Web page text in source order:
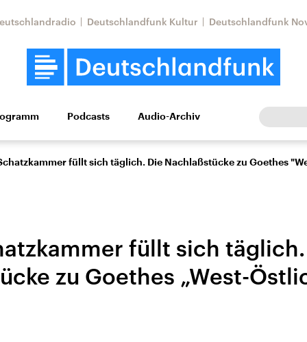
Deutschlandfunk Kultur Deutschlandfunk
Wissen Kultur Europa
Nahostkonflikt
Iran
Podcasts Audio-Archiv
füllt sich täglich. Die Nachlaßstücke zu Goethes
füllt sich
zu Goethes „West-